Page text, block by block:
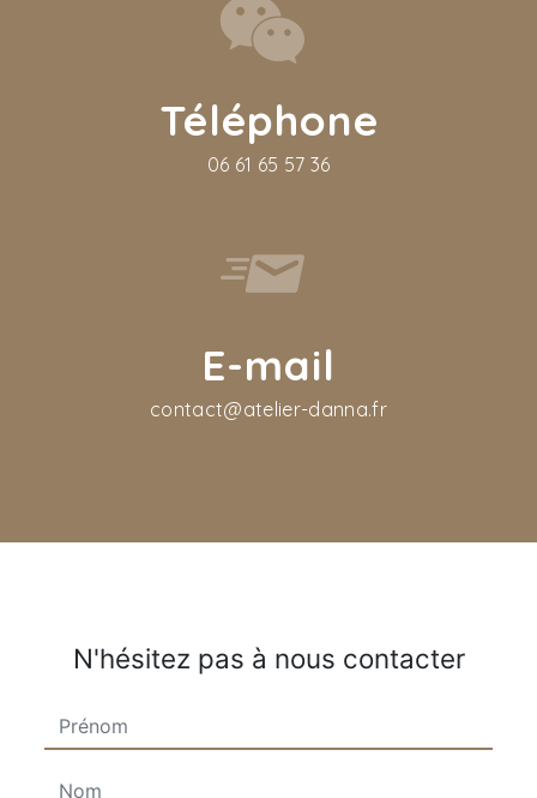
Téléphone
06 61 65 57 36
E-mail
contact@atelier-danna.fr
N'hésitez pas à nous contacter